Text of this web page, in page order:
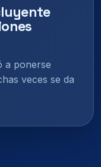
a ponerse
veces se da